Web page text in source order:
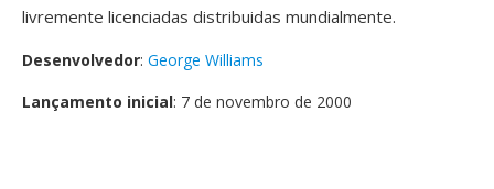
livremente licenciadas distribuidas mundialmente.
Desenvolvedor: George Williams
Lançamento inicial: 7 de novembro de 2000